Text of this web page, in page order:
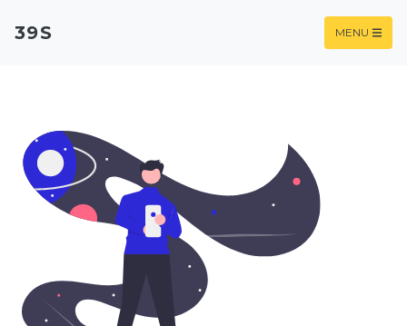
39S MENU